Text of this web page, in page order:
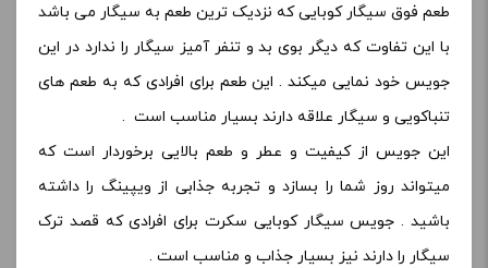
طعم فوق سیگار کوبایی که نزدیک ترین طعم به سیگار می باشد
با این تفاوت که دیگر بوی بد و تنفر آمیز سیگار را ندارد در این
جویس خود نمایی میکند . این طعم برای افرادی که به طعم های
تنباکویی و سیگار علاقه دارند بسیار مناسب است .
این جویس از کیفیت و عطر و طعم بالایی برخوردار است که
میتواند روز شما را بسازد و تجربه جذابی از ویپینگ را داشته
باشید . جویس سیگار کوبایی سکرت برای افرادی که قصد ترک
سیگار را دارند نیز بسیار جذاب و مناسب است .